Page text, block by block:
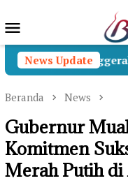
ke
Mobile
News Update
Penggerak
Beranda News
Gubernur
Komitmen
Merah Putih di